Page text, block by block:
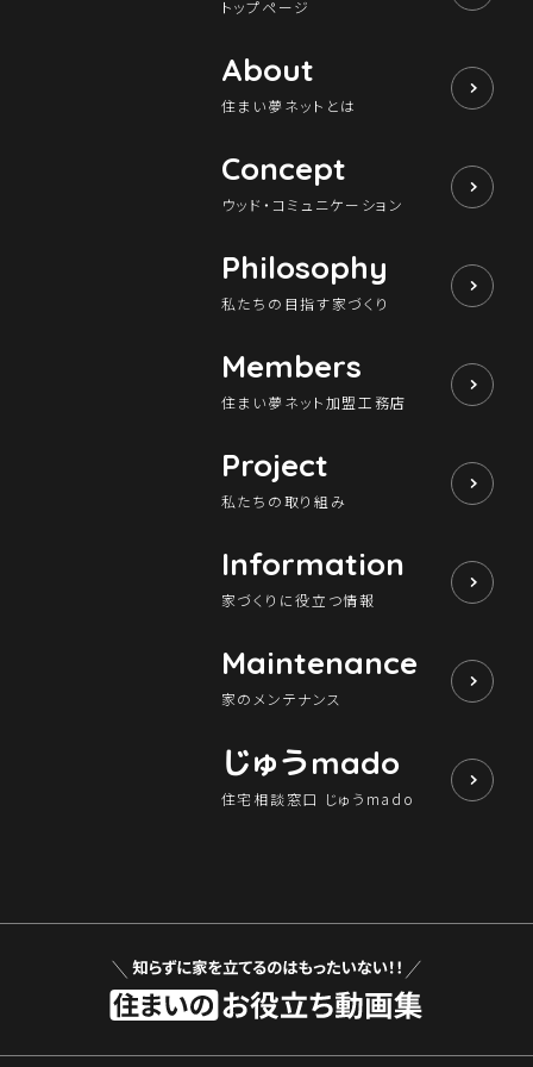
トップページ
About
住まい夢ネットとは
Concept
ウッド・コミュニケーション
Philosophy
私たちの目指す家づくり
Members
住まい夢ネット加盟工務店
Project
私たちの取り組み
Information
家づくりに役立つ情報
Maintenance
家のメンテナンス
じゅうmado
住宅相談窓口 じゅうmado